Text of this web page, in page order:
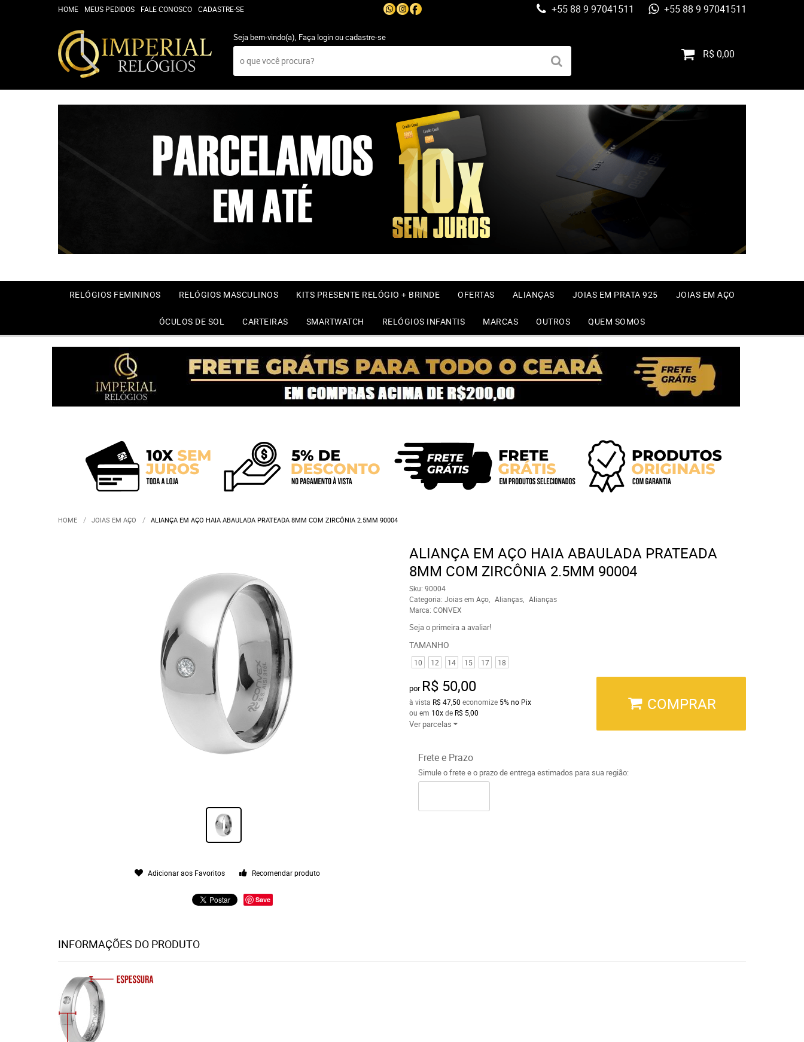
HOME MEUS PEDIDOS FALE CONOSCO CADASTRE-SE +55 88 9 97041511 +55 88 9 97041511
Seja bem-vindo(a), Faça loginoucadastre-se
R$ 0,00
RELÓGIOS FEMININOS RELÓGIOS MASCULINOS KITS PRESENTE RELÓGIO + BRINDE OFERTAS ALIANÇAS JOIAS EM PRATA 925 JOIAS EM AÇO
ÓCULOS DE SOL CARTEIRAS SMARTWATCH RELÓGIOS INFANTIS MARCAS OUTROS QUEM SOMOS
HOME JOIAS EM AÇO ALIANÇA EM AÇO HAIA ABAULADA PRATEADA 8MM COM ZIRCÔNIA 2.5MM 90004
Adicionar aos Favoritos Recomendar produto
Save
ALIANÇA EM AÇO HAIA ABAULADA PRATEADA
8MM COM ZIRCÔNIA 2.5MM 90004
Sku: 90004
Categoria: Joias em Aço Alianças
Alianças
Marca: CONVEX
Seja o primeira a avaliar!
TAMANHO
10 12 14 15 17 18
por R$ 50,00
à vista R$ 47,50 economize 5% no Pix
ou em 10xde R$ 5,00
Ver parcelas
COMPRAR
Frete e Prazo
Simule o frete e o prazo de entrega estimados para sua região:
INFORMAÇÕES DO PRODUTO